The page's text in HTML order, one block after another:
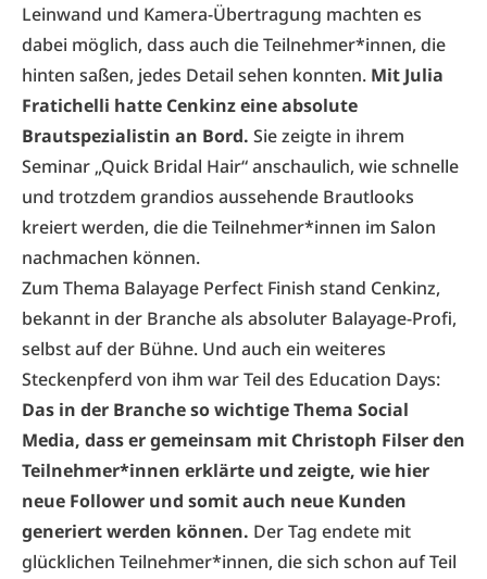
Leinwand und Kamera-Übertragung machten es
dabei möglich, dass auch die Teilnehmer*innen, die
hinten saßen, jedes Detail sehen konnten. Mit Julia
Fratichelli hatte Cenkinz eine absolute
Brautspezialistin an Bord. Sie zeigte in ihrem
Seminar „Quick Bridal Hair“ anschaulich, wie schnelle
und trotzdem grandios aussehende Brautlooks
kreiert werden, die die Teilnehmer*innen im Salon
nachmachen können.
Zum Thema Balayage Perfect Finish stand Cenkinz,
bekannt in der Branche als absoluter Balayage-Profi,
selbst auf der Bühne. Und auch ein weiteres
Steckenpferd von ihm war Teil des Education Days:
Das in der Branche so wichtige Thema Social
Media, dass er gemeinsam mit Christoph Filser den
Teilnehmer*innen erklärte und zeigte, wie hier
neue Follower und somit auch neue Kunden
generiert werden können. Der Tag endete mit
glücklichen Teilnehmer*innen, die sich schon auf Teil